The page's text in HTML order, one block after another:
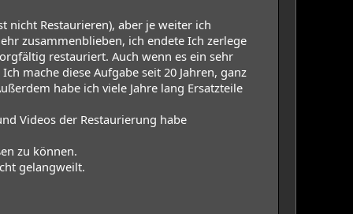
nicht Restaurieren), aber je weiter ich
zusammenblieben, ich endete Ich zerlege
restauriert. Auch wenn es ein sehr
mache diese Aufgabe seit 20 Jahren, ganz
habe ich viele Jahre lang Ersatzteile
Videos der Restaurierung habe
zu können.
gelangweilt.